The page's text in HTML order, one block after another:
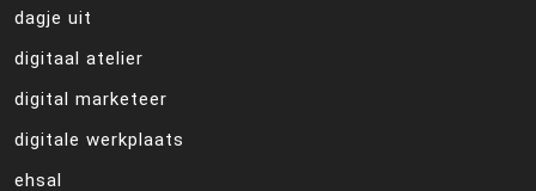
dagje uit
digitaal atelier
digital marketeer
digitale werkplaats
ehsal